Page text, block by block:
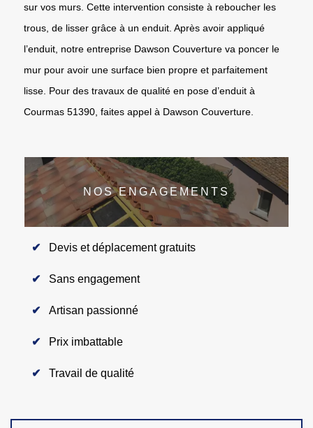
sur vos murs. Cette intervention consiste à reboucher les
trous, de lisser grâce à un enduit. Après avoir appliqué
l’enduit, notre entreprise Dawson Couverture va poncer le
mur pour avoir une surface bien propre et parfaitement
lisse. Pour des travaux de qualité en pose d’enduit à
Courmas 51390, faites appel à Dawson Couverture.
NOS ENGAGEMENTS
Devis et déplacement gratuits
Sans engagement
Artisan passionné
Prix imbattable
Travail de qualité